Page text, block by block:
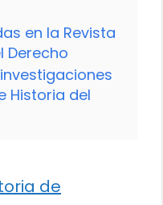
en la Revista
Derecho
Historia del
de